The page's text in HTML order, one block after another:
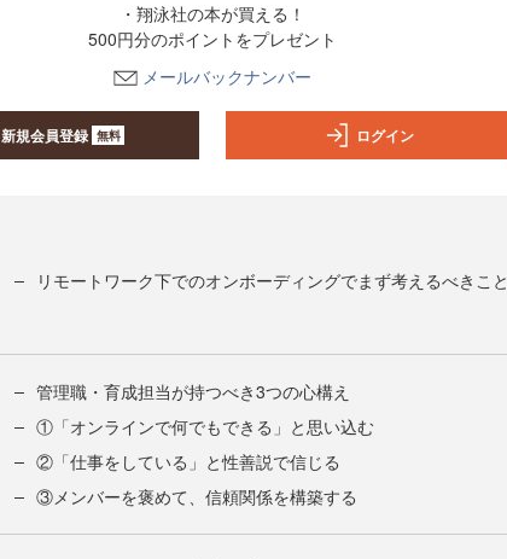
・翔泳社の本が買える！
500円分のポイントをプレゼント
メールバックナンバー
新規会員登録 無料 ログイン
リモートワーク下でのオンボーディングでまず考えるべきこと
管理職・育成担当が持つべき3つの心構え
①「オンラインで何でもできる」と思い込む
②「仕事をしている」と性善説で信じる
③メンバーを褒めて、信頼関係を構築する